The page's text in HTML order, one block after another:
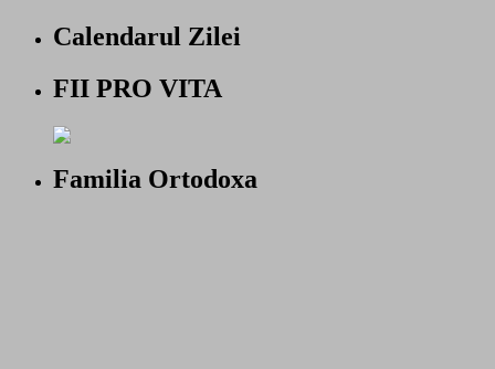
Calendarul Zilei
FII PRO VITA
Familia Ortodoxa